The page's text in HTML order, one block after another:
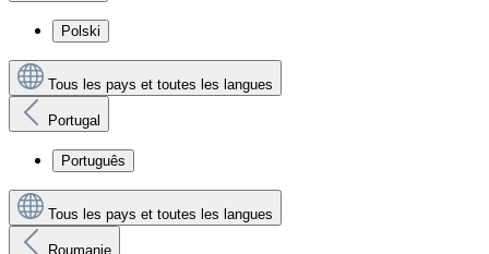
Polski
Tous les pays et toutes les langues
Portugal
Português
Tous les pays et toutes les langues
Roumanie